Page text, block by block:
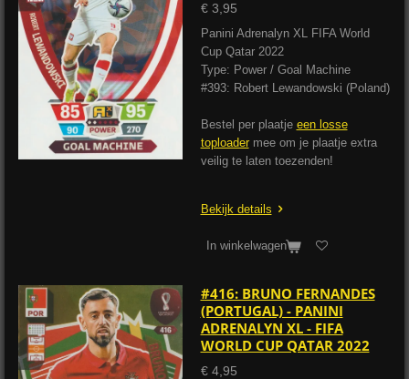
€ 3,95
Panini Adrenalyn XL FIFA World
Cup Qatar 2022
Type: Power / Goal Machine
#393: Robert Lewandowski (Poland)
Bestel per plaatje een losse
toploadermee om je plaatje extra
veilig te laten toezenden!
Bekijk details
In winkelwagen
#416: BRUNO FERNANDES
(PORTUGAL) - PANINI
ADRENALYN XL - FIFA
WORLD CUP QATAR 2022
€ 4,95